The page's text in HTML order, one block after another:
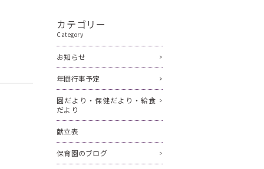
カテゴリー
Category
お知らせ
年間行事予定
園だより・保健だより・給食
だより
献立表
保育園のブログ